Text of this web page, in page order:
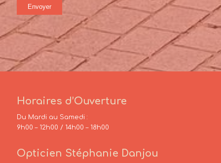
Horaires d’Ouverture
Du Mardi au Samedi :
9h00 – 12h00 / 14h00 – 18h00
Opticien Stéphanie Danjou